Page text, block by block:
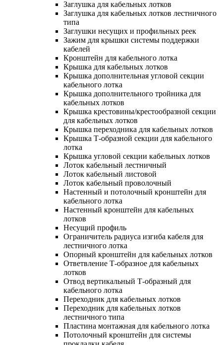
Заглушка для кабельных лотков
Заглушка для кабельных лотков лестничного
типа
Заглушки несущих и профильных реек
Зажим для крышки системы поддержки
кабелей
Кронштейн для кабельного лотка
Крышка для кабельных лотков
Крышка дополнительная угловой секции
кабельного лотка
Крышка дополнительного тройника для
кабельных лотков
Крышка крестовины/крестообразной секции
для кабельных лотков
Крышка переходника для кабельных лотков
Крышка Т-образной секции для кабельного
лотка
Крышка угловой секции кабельных лотков
Лоток кабельный лестничный
Лоток кабельный листовой
Лоток кабельный проволочный
Настенный и потолочный кронштейн для
кабельного лотка
Настенный кронштейн для кабельных
лотков
Несущий профиль
Ограничитель радиуса изгиба кабеля для
лестничного лотка
Опорный кронштейн для кабельных лотков
Ответвление Т-образное для кабельных
лотков
Отвод вертикальный Т-образный для
кабельного лотка
Переходник для кабельных лотков
Переходник для кабельных лотков
лестничного типа
Пластина монтажная для кабельного лотка
Потолочный кронштейн для системы